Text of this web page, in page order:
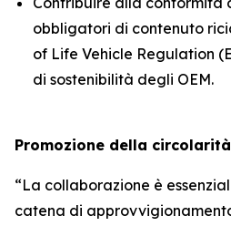
obbligatori di contenuto
of Life Vehicle Regulation
di sostenibilità degli OEM.
Promozione della
“La collaborazione è
catena di